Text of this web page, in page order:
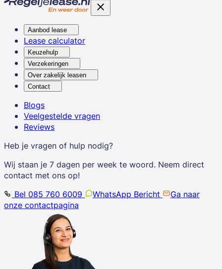
Aanbod lease
Lease calculator
Keuzehulp
Verzekeringen
Over zakelijk leasen
Contact
Blogs
Veelgestelde vragen
Reviews
Heb je vragen of hulp nodig?
Wij staan je 7 dagen per week te woord. Neem direct
contact met ons op!
Bel 085 760 6009
WhatsApp Bericht
Ga naar
onze contactpagina